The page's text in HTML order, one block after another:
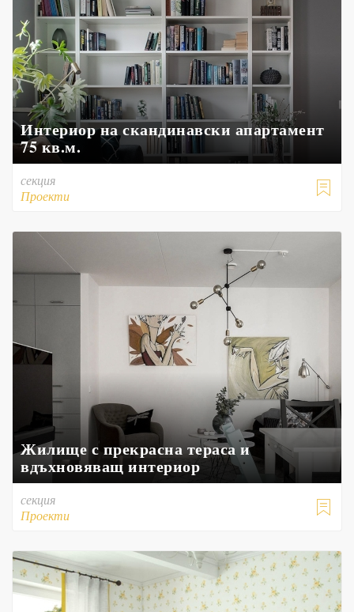
Интериор на скандинавски апартамент
75 кв.м.

секция
Проекти
Жилище с прекрасна тераса и
вдъхновяващ интериор

секция
Проекти